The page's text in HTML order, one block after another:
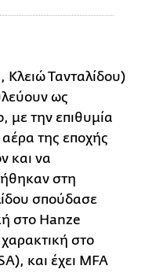
Τανταλίδου)
ως
με την επιθυμία
αέρα της εποχής
και να
στη
σπούδασε
στο Hanze
στο
και έχει MFA